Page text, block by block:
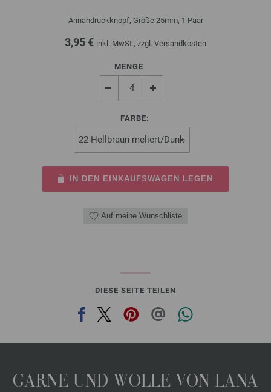
Annähdruckknopf, Größe 25mm, 1 Paar
3,95 € inkl. MwSt., zzgl. Versandkosten
MENGE
FARBE:
IN DEN EINKAUFSWAGEN LEGEN
Auf meine Wunschliste
DIESE SEITE TEILEN
GARNE UND WOLLE VON LANA